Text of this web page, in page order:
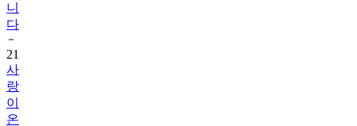
니
다
21
사
랑
이
온